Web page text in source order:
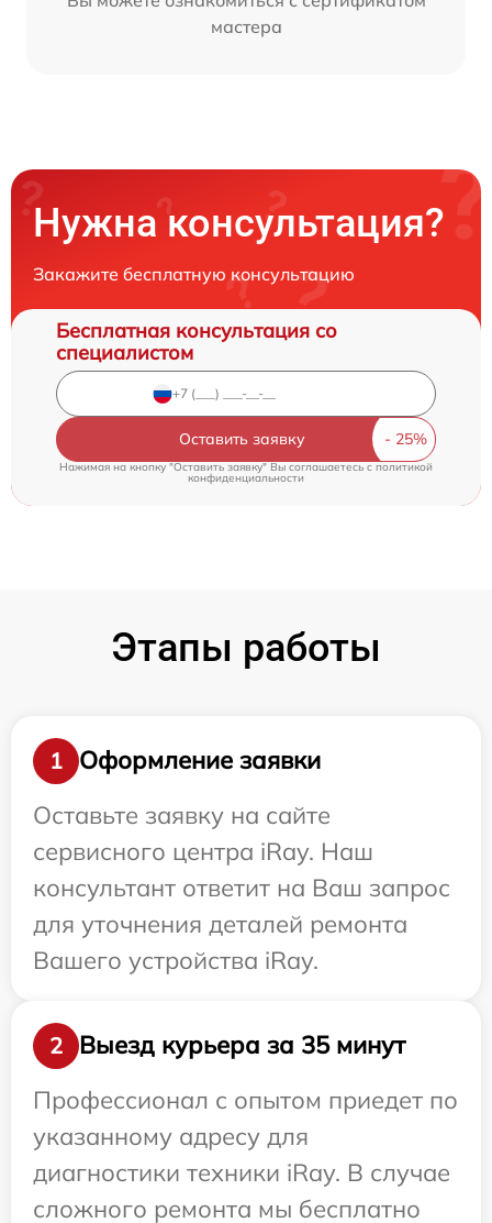
мастера
Нужна консультация?
Закажите бесплатную консультацию
Бесплатная консультация со
специалистом
Оставить заявку
Нажимая на кнопку "Оставить заявку" Вы соглашаетесь cполитикой
конфиденциальности
Этапы работы
1
Оформление заявки
Оставьте заявку на сайте
сервисного центра iRay. Наш
консультант ответит на Ваш запрос
для уточнения деталей ремонта
Вашего устройства iRay.
2
Выезд курьера за 35 минут
Профессионал с опытом приедет по
указанному адресу для
диагностики техники iRay. В случае
сложного ремонта мы бесплатно